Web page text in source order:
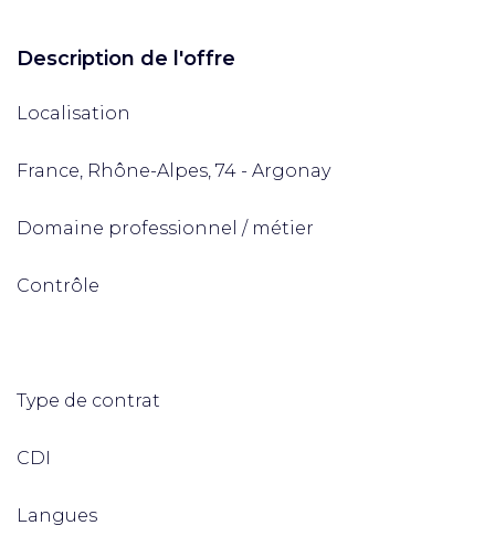
Description de l'offre
Localisation
France, Rhône-Alpes, 74 - Argonay
Domaine professionnel / métier
Contrôle
Type de contrat
CDI
Langues